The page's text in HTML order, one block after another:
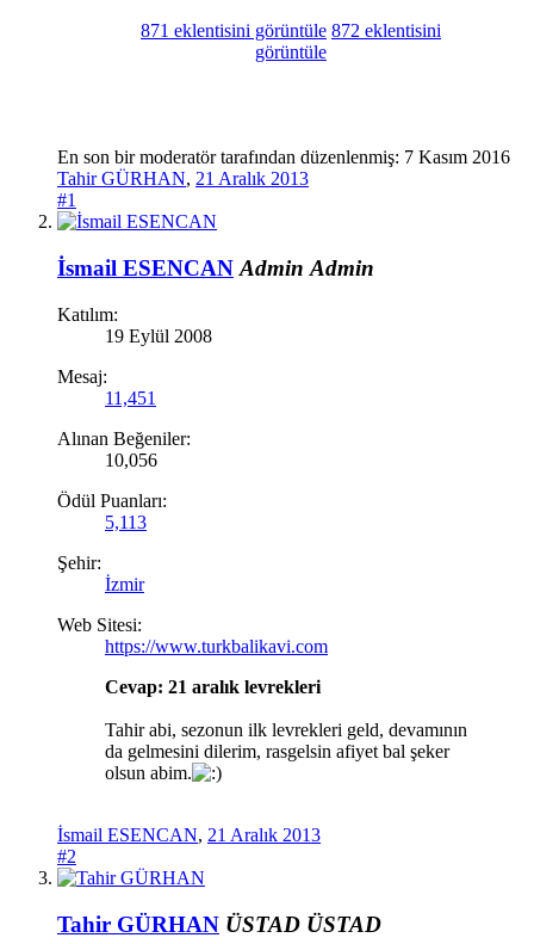
871 eklentisini görüntüle 872 eklentisini
görüntüle
En son bir moderatör tarafından düzenlenmiş: 7 Kasım 2016
Tahir GÜRHAN, 21 Aralık 2013
#1
İsmail ESENCAN Admin Admin
Katılım:
19 Eylül 2008
Mesaj:
11,451
Alınan Beğeniler:
10,056
Ödül Puanları:
5,113
Şehir:
İzmir
Web Sitesi:
https://www.turkbalikavi.com
Cevap: 21 aralık levrekleri
Tahir abi, sezonun ilk levrekleri geld, devamının
da gelmesini dilerim, rasgelsin afiyet bal şeker
olsun abim.
İsmail ESENCAN, 21 Aralık 2013
#2
Tahir GÜRHAN ÜSTAD ÜSTAD